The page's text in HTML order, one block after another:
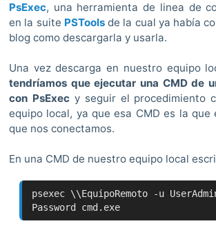
PsExec, una herramienta de linea de
en la suite PSToolsde la cual ya había
blog como descargarla y usarla.
Una vez descarga en nuestro equipo
tendríamos que ejecutar una CMD de
con PsExecy seguir el procedimiento
equipo local, ya que esa CMD es la que
que nos conectamos.
En una CMD de nuestro equipo local
psexec \\EquipoRemoto -u
Password cmd.exe